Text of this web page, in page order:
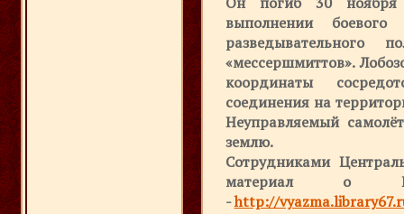
выполнении
разведывательного
«мессершмиттов».
координаты
соединения на
Неуправляемый
землю.
Сотрудниками
материал о
-http://